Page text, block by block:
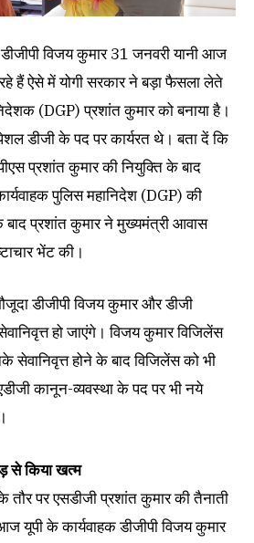
विजय कुमार 31 जनवरी यानी आज
रहे हैं ऐसे में योगी सरकार ने बड़ा फैसला लेते
(DGP) प्रशांत कुमार को बनाया है।
डीजी के पद पर कार्यरत थे। बता दें कि
प्रशांत कुमार की नियुक्ति के बाद
पुलिस महानिदेश (DGP) की
बाद प्रशांत कुमार ने मुख्यमंत्री आवास
भेंट की।
डीजीपी विजय कुमार और डीजी
हो जाएंगे। विजय कुमार विजिलेंस
सेवानिवृत्त होने के बाद विजिलेंस को भी
कानून-व्यवस्था के पद पर भी नये
से किया खत्म
तौर पर एसडीजी प्रशांत कुमार की तैनाती
यूपी के कार्यवाहक डीजीपी विजय कुमार